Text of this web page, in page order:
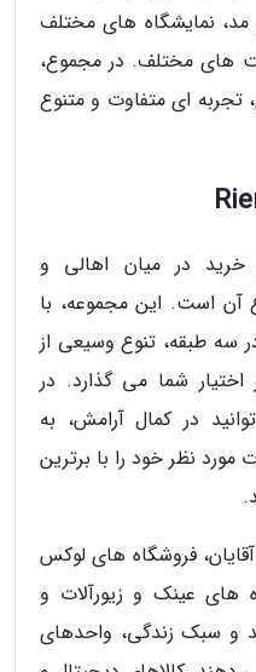
مد، نمایشگاه های مختلف
های مختلف. در مجموع،
تجربه ای متفاوت و متنوع
خرید در میان اهالی و
آن است. این مجموعه، با
در سه طبقه، تنوع وسیعی از
شما می گذارد. در
در کمال آرامش، به
نظر خود را با برترین
فروشگاه های لوکس
های عینک و زیورآلات و
و سبک زندگی، واحدهای